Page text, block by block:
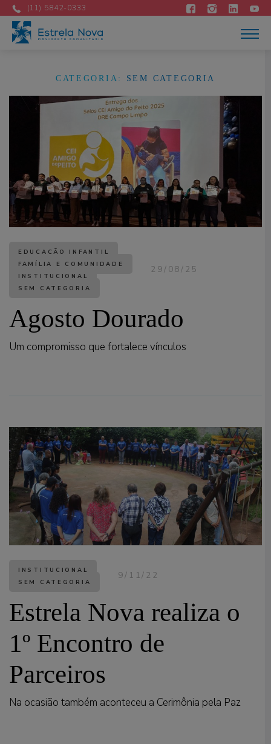
(11) 5842-0333
Acontece
CATEGORIA: SEM CATEGORIA
EDUCAÇÃO INFANTIL
FAMÍLIA E COMUNIDADE
INSTITUCIONAL
SEM CATEGORIA
29/08/25
Agosto Dourado
Um compromisso que fortalece vínculos
INSTITUCIONAL
SEM CATEGORIA
9/11/22
Estrela Nova realiza o
1º Encontro de
Parceiros
Na ocasião também aconteceu a Cerimônia pela Paz